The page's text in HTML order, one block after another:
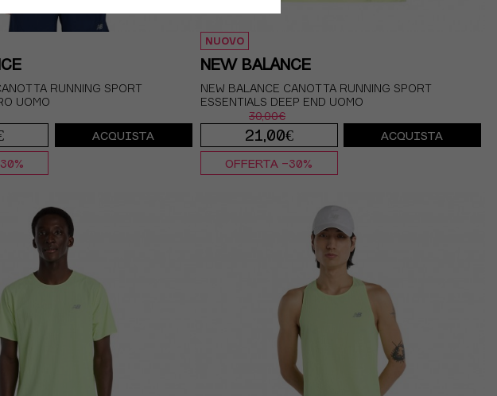
RUNNING SPORT
UOMO
ACQUISTA
NUOVO
NEW BALANCE
NEW BALANCE CANOTTA RUNNING SPORT
ESSENTIALS DEEP END UOMO
30,00€
21,00€ ACQUISTA
OFFERTA -30%